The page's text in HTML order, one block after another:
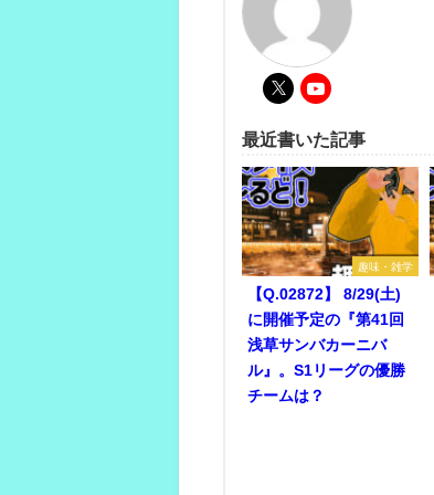
最近書いた記事
趣味・雑学
【Q.02872】 8/29(土)
に開催予定の『第41回
浅草サンバカーニバ
ル』。S1リーグの優勝
チームは？